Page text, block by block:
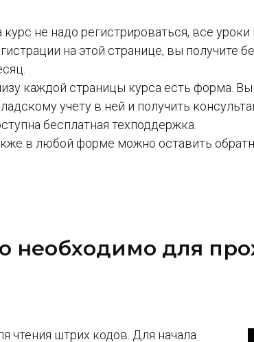
курс не надо регистрироваться, все
на этой странице, вы получите
каждой страницы курса есть форма.
учету в ней и получить
бесплатная техподдержка.
в любой форме можно оставить
необходимо для
чтения штрих кодов. Для начала